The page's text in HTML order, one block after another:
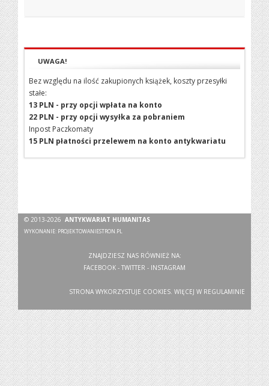
UWAGA!
Bez względu na ilość zakupionych książek, koszty przesyłki
stałe:
13 PLN - przy opcji wpłata na konto
22 PLN - przy opcji wysyłka za pobraniem
Inpost Paczkomaty
15 PLN płatności przelewem na konto antykwariatu
© 2013-2026ANTYKWARIAT HUMANITAS
WYKONANIE: PROJEKTOWANIESTRON.PL
ZNAJDZIESZ NAS RÓWNIEŻ NA:
FACEBOOK - TWITTER - INSTAGRAM
STRONA WYKORZYSTUJE COOKIES. WIĘCEJ W REGULAMINIE